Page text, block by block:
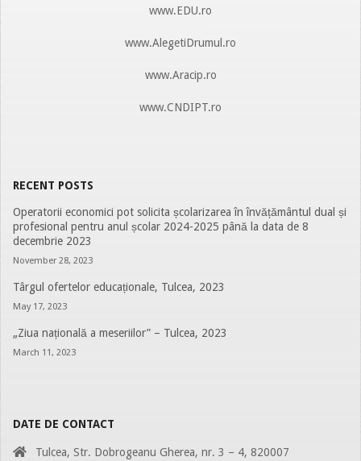
www.EDU.ro
www.AlegetiDrumul.ro
www.Aracip.ro
www.CNDIPT.ro
RECENT POSTS
Operatorii economici pot solicita școlarizarea în învățământul dual și
profesional pentru anul școlar 2024-2025 până la data de 8
decembrie 2023
November 28, 2023
Târgul ofertelor educaționale, Tulcea, 2023
May 17, 2023
„Ziua națională a meseriilor” – Tulcea, 2023
March 11, 2023
DATE DE CONTACT
Tulcea, Str. Dobrogeanu Gherea, nr. 3 – 4, 820007